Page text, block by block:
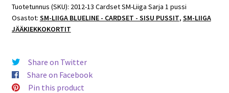
Liiga
Sarja
1
määrä
Tuotetunnus (SKU): 2012-13 Cardset SM-Liiga Sarja 1 pussi
Osastot: SM-LIIGA BLUELINE - CARDSET - SISU PUSSIT, SM-LIIGA
JÄÄKIEKKOKORTIT
Share on Twitter
Share on Facebook
Pin this product